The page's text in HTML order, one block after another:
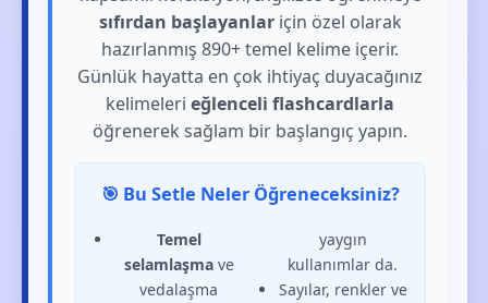
sıfırdan başlayanlariçin özel olarak
hazırlanmış 890+ temel kelime içerir.
Günlük hayatta en çok ihtiyaç duyacağınız
kelimelerieğlenceli flashcardlarla
öğrenerek sağlam bir başlangıç yapın.
🎯 Bu Setle Neler Öğreneceksiniz?
Temel
selamlaşmave
vedalaşma
yaygın
kullanımlar da.
Sayılar, renkler ve